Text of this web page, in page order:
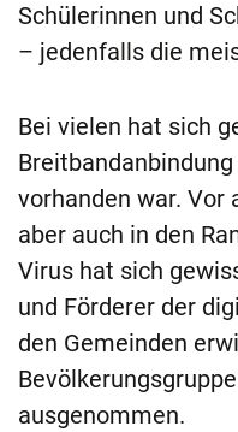
Schülerinnen und
– jedenfalls die
Bei vielen hat sich
vorhanden war. Vor
aber auch in den
Virus hat sich
und Förderer der
den Gemeinden
ausgenommen.